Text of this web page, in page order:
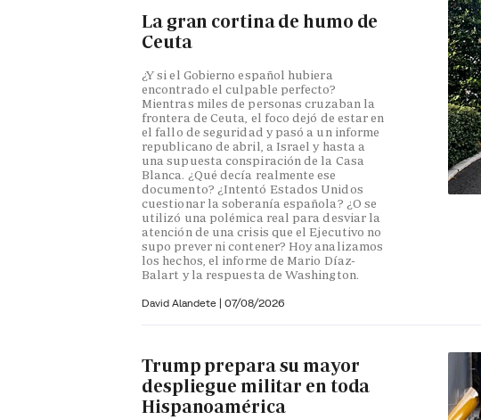
La gran cortina de humo de
Ceuta
¿Y si el Gobierno español hubiera
encontrado el culpable perfecto?
Mientras miles de personas cruzaban la
frontera de Ceuta, el foco dejó de estar en
el fallo de seguridad y pasó a un informe
republicano de abril, a Israel y hasta a
una supuesta conspiración de la Casa
Blanca. ¿Qué decía realmente ese
documento? ¿Intentó Estados Unidos
cuestionar la soberanía española? ¿O se
utilizó una polémica real para desviar la
atención de una crisis que el Ejecutivo no
supo prever ni contener? Hoy analizamos
los hechos, el informe de Mario Díaz-
Balart y la respuesta de Washington.
David Alandete | 07/08/2026
Trump prepara su mayor
despliegue militar en toda
Hispanoamérica